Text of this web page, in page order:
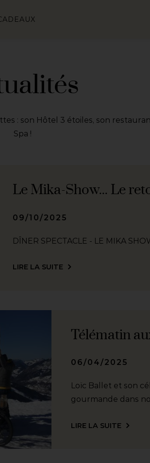
: son Hôtel 3 étoiles, son
Spa !
Le Mika-Show... Le
09/10/2025
DÎNER SPECTACLE - LE MIKA
LIRE LA SUITE
Télématin
06/04/2025
Loïc Ballet et son
gourmande dans
LIRE LA SUITE